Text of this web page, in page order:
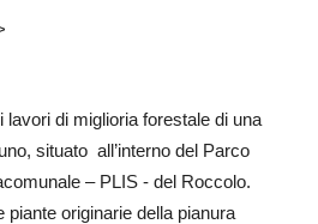
lavori di miglioria forestale di una
situato all’interno del Parco
– PLIS - del Roccolo.
piante originarie della pianura